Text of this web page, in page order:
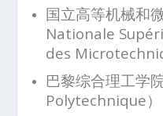
国立高等机械和
Nationale
des
巴黎综合理工学
Polytechnique）